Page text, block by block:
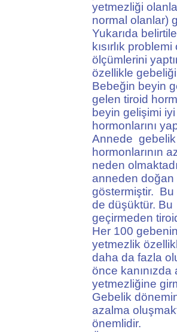
yetmezliği
normal olanlar)
Yukarıda
kısırlık
ölçümlerini
özellikle
Bebeğin beyin
gelen tiroid
beyin gelişimi
hormonlarını
Annede gebelik
hormonlarının
neden
anneden doğan
göstermiştir. Bu
de düşüktür. Bu
geçirmeden
Her 100
yetmezlik
daha da fazla
önce
yetmezliğine
Gebelik
azalma
önemlidir.